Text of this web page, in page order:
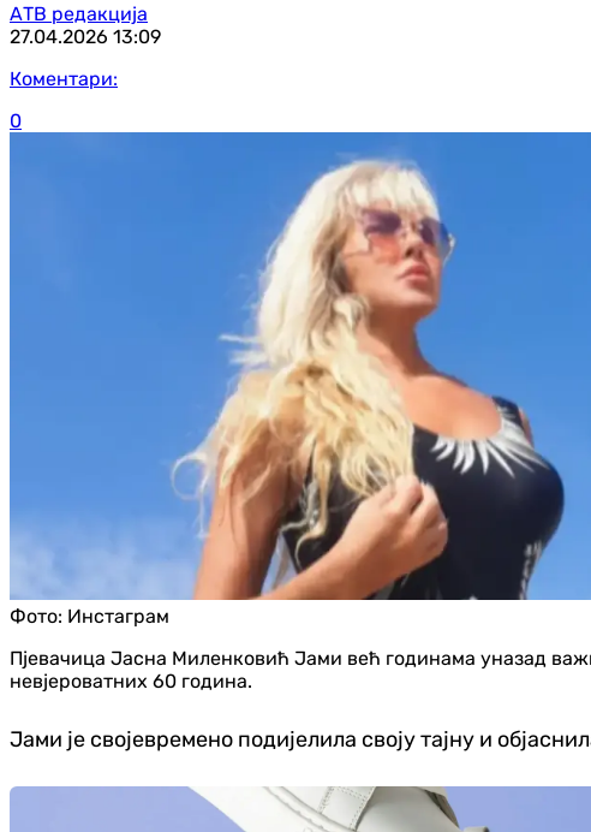
АТВ редакција
27.04.2026 13:09
Коментари:
0
Фото: Инстаграм
Пјевачица Јасна Миленковић Јами већ годинама уназад
невјероватних 60 година.
Јами је својевремено подијелила своју тајну и